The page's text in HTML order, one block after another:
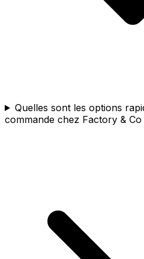
Quelles sont les options
commande chez Factory & Co